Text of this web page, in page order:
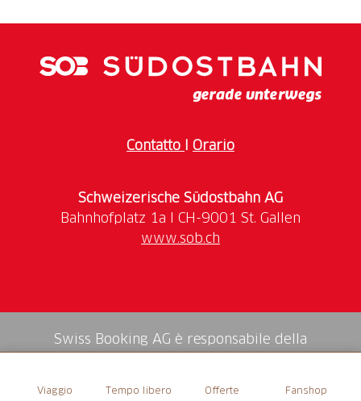
Viaggio Tempo libero Offerte Fanshop
Contatto I Orario
Schweizerische Südostbahn AG
www.sob.ch
Swiss Booking AG è responsabile della